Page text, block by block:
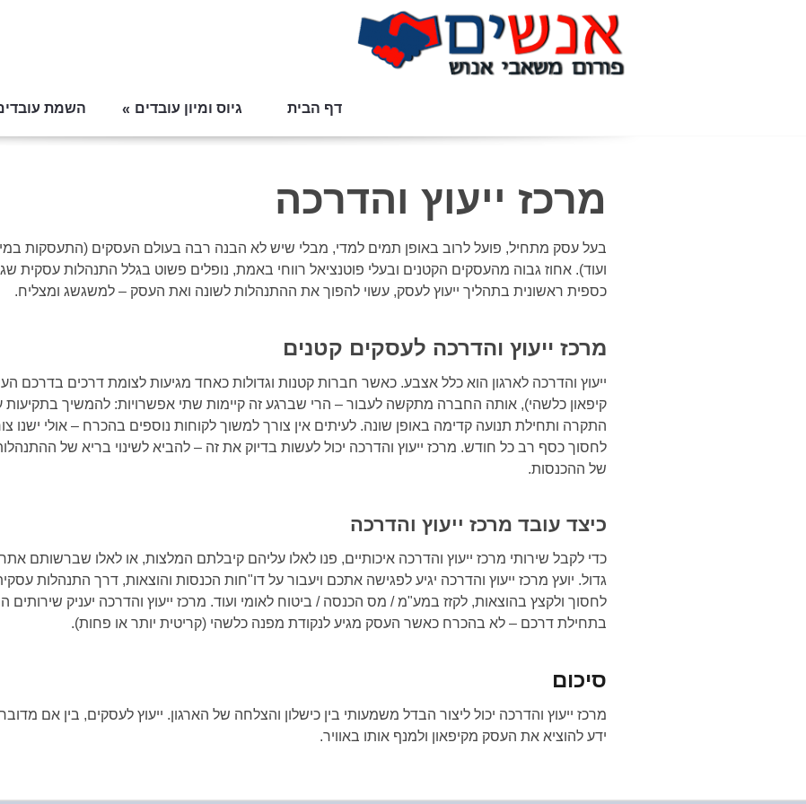
דף הבית גיוס ומיון עובדים השמת
מרכז ייעוץ והדרכה
בעל עסק מתחיל, פועל לרוב באופן תמים למדי, מבלי שיש לא הבנה רבה בעולם העסקים (התעסקות
ועוד). אחוז גבוה מהעסקים הקטנים ובעלי פוטנציאל רווחי באמת, נופלים פשוט בגלל התנהלות עסקית
כספית ראשונית בתהליך ייעוץ לעסק, עשוי להפוך את ההתנהלות לשונה ואת העסק – למשגשג ומצליח.
מרכז ייעוץ והדרכה לעסקים קטנים
ייעוץ והדרכה לארגון הוא כלל אצבע. כאשר חברות קטנות וגדולות כאחד מגיעות לצומת דרכים בדרכם
קיפאון כלשהי), אותה החברה מתקשה לעבור – הרי שברגע זה קיימות שתי אפשרויות: להמשיך
התקרה ותחילת תנועה קדימה באופן שונה. לעיתים אין צורך למשוך לקוחות נוספים בהכרח – אולי
לחסוך כסף רב כל חודש. מרכז ייעוץ והדרכה יכול לעשות בדיוק את זה – להביא לשינוי בריא של
של ההכנסות.
כיצד עובד מרכז ייעוץ והדרכה
כדי לקבל שירותי מרכז ייעוץ והדרכה איכותיים, פנו לאלו עליהם קיבלתם המלצות, או לאלו שברשותם
גדול. יועץ מרכז ייעוץ והדרכה יגיע לפגישה אתכם ויעבור על דו"חות הכנסות והוצאות, דרך התנהלות
לחסוך ולקצץ בהוצאות, לקזז במע"מ / מס הכנסה / ביטוח לאומי ועוד. מרכז ייעוץ והדרכה יעניק
בתחילת דרכם – לא בהכרח כאשר העסק מגיע לנקודת מפנה כלשהי (קריטית יותר או פחות).
סיכום
מרכז ייעוץ והדרכה יכול ליצור הבדל משמעותי בין כישלון והצלחה של הארגון. ייעוץ לעסקים, בין אם
ידע להוציא את העסק מקיפאון ולמנף אותו באוויר.